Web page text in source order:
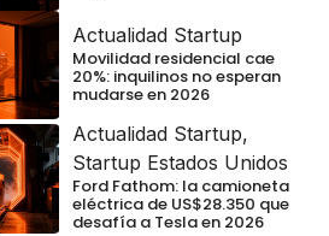
Actualidad Startup
Movilidad residencial cae
20%: inquilinos no esperan
mudarse en 2026
Actualidad Startup,
Startup Estados Unidos
Ford Fathom: la camioneta
eléctrica de US$28.350 que
desafía a Tesla en 2026